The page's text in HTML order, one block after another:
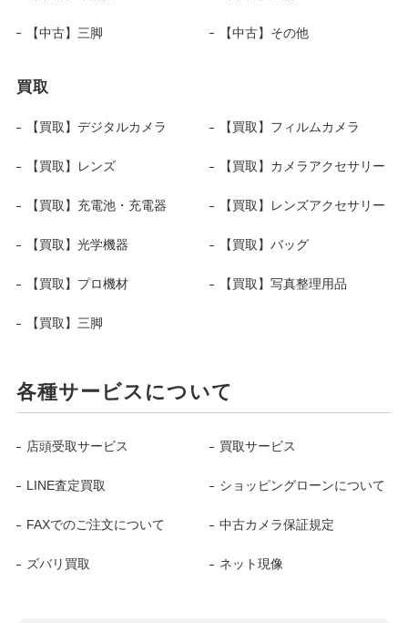
【中古】三脚 【中古】その他
買取
【買取】デジタルカメラ 【買取】フィルムカメラ
【買取】レンズ 【買取】カメラアクセサリー
【買取】充電池・充電器 【買取】レンズアクセサリー
【買取】光学機器 【買取】バッグ
【買取】プロ機材 【買取】写真整理用品
【買取】三脚
各種サービスについて
店頭受取サービス 買取サービス
LINE査定買取 ショッピングローンについて
FAXでのご注文について 中古カメラ保証規定
ズバリ買取 ネット現像